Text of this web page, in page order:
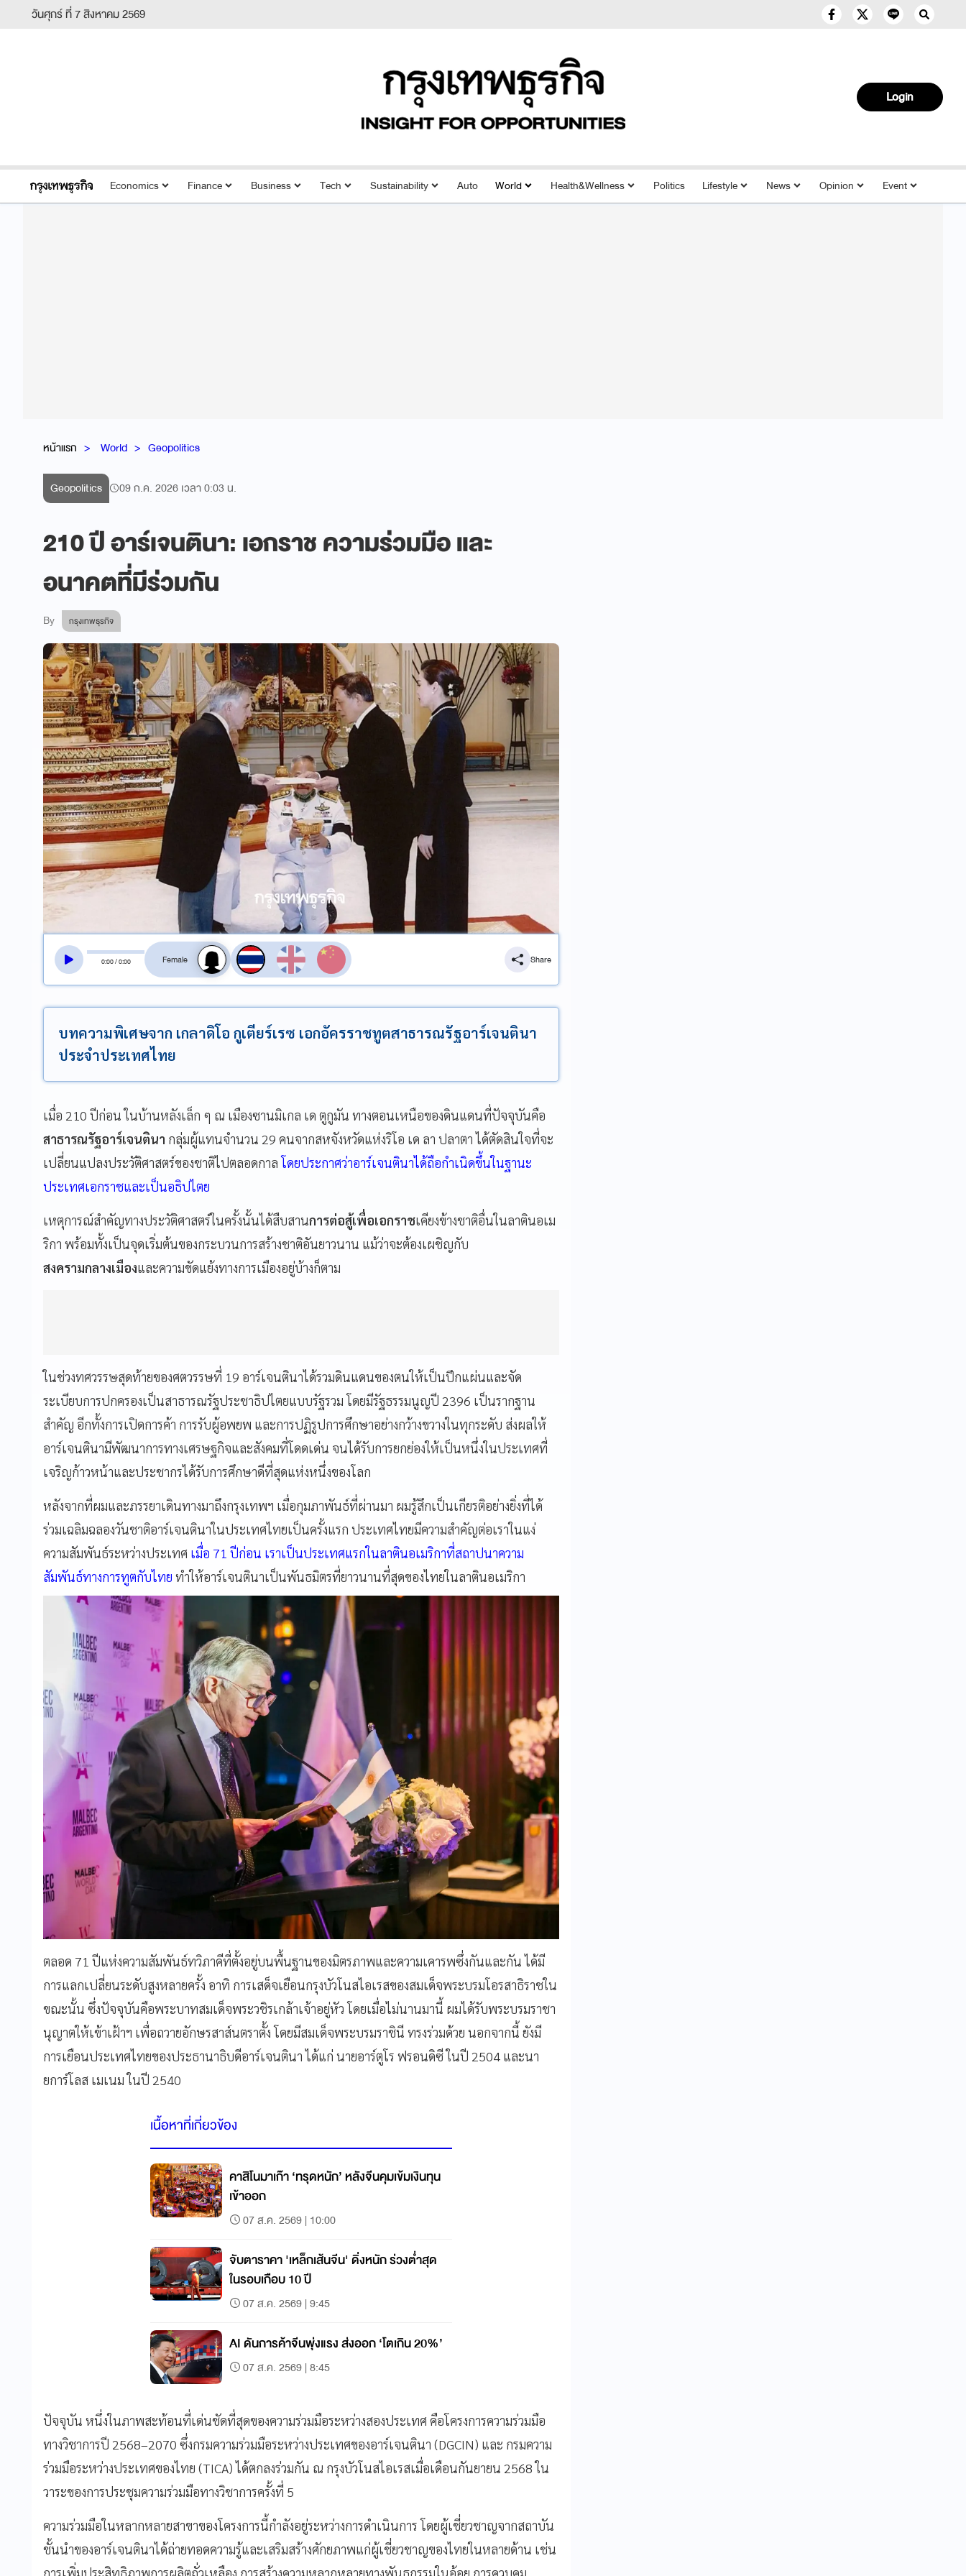
วันศุกร์ ที่ 7 สิงหาคม 2569
Login
Economics Finance Business Tech Sustainability Auto World Health&Wellness Politics Lifestyle News Opinion Event
หน้าแรก World Geopolitics
Geopolitics 09 ก.ค. 2026 เวลา 0:03 น.
210 ปี อาร์เจนตินา: เอกราช ความร่วมมือ และ
อนาคตที่มีร่วมกัน
By กรุงเทพธุรกิจ
0:00/0:00
สลับเสียงอ่าน
Share
บทความพิเศษจาก เกลาดิโอ กูเตียร์เรซ เอกอัครราชทูตสาธารณรัฐอาร์เจนตินา
ประจำประเทศไทย
เมื่อ 210 ปีก่อน ในบ้านหลังเล็ก ๆ ณ เมืองซานมิเกล เด ตูกูมัน ทางตอนเหนือของดินแดนที่ปัจจุบันคือ
สาธารณรัฐอาร์เจนตินา กลุ่มผู้แทนจำนวน 29 คนจากสหจังหวัดแห่งริโอ เด ลา ปลาตา ได้ตัดสินใจที่จะ
เปลี่ยนแปลงประวัติศาสตร์ของชาติไปตลอดกาลโดยประกาศว่าอาร์เจนตินาได้ถือกำเนิดขึ้นในฐานะ
ประเทศเอกราชและเป็นอธิปไตย
เหตุการณ์สำคัญทางประวัติศาสตร์ในครั้งนั้นได้สืบสานการต่อสู้เพื่อเอกราชเคียงข้างชาติอื่นในลาตินอเม
ริกา พร้อมทั้งเป็นจุดเริ่มต้นของกระบวนการสร้างชาติอันยาวนาน แม้ว่าจะต้องเผชิญกับ
สงครามกลางเมืองและความขัดแย้งทางการเมืองอยู่บ้างก็ตาม
ในช่วงทศวรรษสุดท้ายของศตวรรษที่ 19 อาร์เจนตินาได้รวมดินแดนของตนให้เป็นปึกแผ่นและจัด
ระเบียบการปกครองเป็นสาธารณรัฐประชาธิปไตยแบบรัฐรวม โดยมีรัฐธรรมนูญปี 2396 เป็นรากฐาน
สำคัญ อีกทั้งการเปิดการค้า การรับผู้อพยพ และการปฏิรูปการศึกษาอย่างกว้างขวางในทุกระดับ ส่งผลให้
อาร์เจนตินามีพัฒนาการทางเศรษฐกิจและสังคมที่โดดเด่น จนได้รับการยกย่องให้เป็นหนึ่งในประเทศที่
เจริญก้าวหน้าและประชากรได้รับการศึกษาดีที่สุดแห่งหนึ่งของโลก
หลังจากที่ผมและภรรยาเดินทางมาถึงกรุงเทพฯ เมื่อกุมภาพันธ์ที่ผ่านมา ผมรู้สึกเป็นเกียรติอย่างยิ่งที่ได้
ร่วมเฉลิมฉลองวันชาติอาร์เจนตินาในประเทศไทยเป็นครั้งแรก ประเทศไทยมีความสำคัญต่อเราในแง่
ความสัมพันธ์ระหว่างประเทศ เมื่อ 71 ปีก่อน เราเป็นประเทศแรกในลาตินอเมริกาที่สถาปนาความ
สัมพันธ์ทางการทูตกับไทย ทำให้อาร์เจนตินาเป็นพันธมิตรที่ยาวนานที่สุดของไทยในลาตินอเมริกา
ตลอด 71 ปีแห่งความสัมพันธ์ทวิภาคีที่ตั้งอยู่บนพื้นฐานของมิตรภาพและความเคารพซึ่งกันและกัน ได้มี
การแลกเปลี่ยนระดับสูงหลายครั้ง อาทิ การเสด็จเยือนกรุงบัวโนสไอเรสของสมเด็จพระบรมโอรสาธิราชใน
ขณะนั้น ซึ่งปัจจุบันคือพระบาทสมเด็จพระวชิรเกล้าเจ้าอยู่หัว โดยเมื่อไม่นานมานี้ ผมได้รับพระบรมราชา
นุญาตให้เข้าเฝ้าฯ เพื่อถวายอักษรสาส์นตราตั้ง โดยมีสมเด็จพระบรมราชินี ทรงร่วมด้วย นอกจากนี้ ยังมี
การเยือนประเทศไทยของประธานาธิบดีอาร์เจนตินา ได้แก่ นายอาร์ตูโร ฟรอนดิซี ในปี 2504 และนา
ยการ์โลส เมเนม ในปี 2540
เนื้อหาที่เกี่ยวข้อง
คาสิโนมาเก๊า ‘ทรุดหนัก’ หลังจีนคุมเข้มเงินทุน
เข้าออก
07 ส.ค. 2569 | 10:00
จับตาราคา 'เหล็กเส้นจีน' ดิ่งหนัก ร่วงต่ำสุด
ในรอบเกือบ 10 ปี
07 ส.ค. 2569 | 9:45
AI ดันการค้าจีนพุ่งแรง ส่งออก ‘โตเกิน 20%’
07 ส.ค. 2569 | 8:45
ปัจจุบัน หนึ่งในภาพสะท้อนที่เด่นชัดที่สุดของความร่วมมือระหว่างสองประเทศ คือโครงการความร่วมมือ
ทางวิชาการปี 2568–2070 ซึ่งกรมความร่วมมือระหว่างประเทศของอาร์เจนตินา (DGCIN) และ กรมความ
ร่วมมือระหว่างประเทศของไทย (TICA) ได้ตกลงร่วมกัน ณ กรุงบัวโนสไอเรสเมื่อเดือนกันยายน 2568 ใน
วาระของการประชุมความร่วมมือทางวิชาการครั้งที่ 5
ความร่วมมือในหลากหลายสาขาของโครงการนี้กำลังอยู่ระหว่างการดำเนินการ โดยผู้เชี่ยวชาญจากสถาบัน
ชั้นนำของอาร์เจนตินาได้ถ่ายทอดความรู้และเสริมสร้างศักยภาพแก่ผู้เชี่ยวชาญของไทยในหลายด้าน เช่น